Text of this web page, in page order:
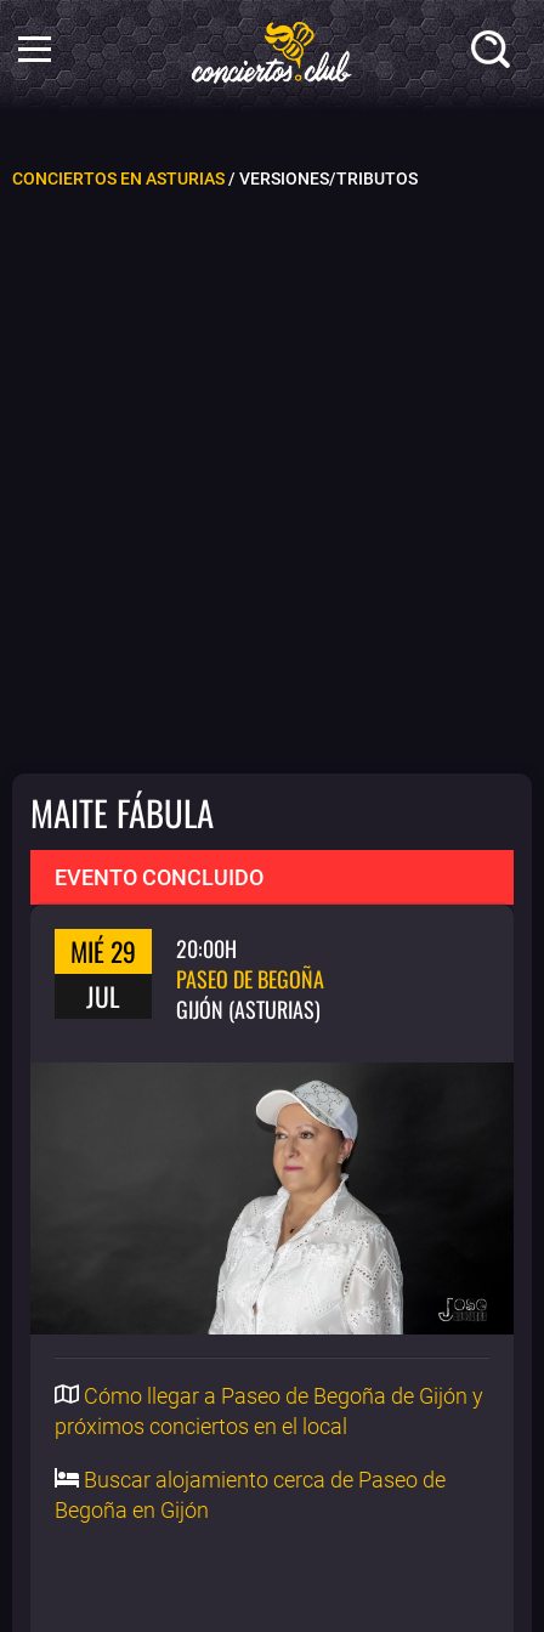
CONCIERTOS EN ASTURIAS/ VERSIONES/TRIBUTOS
MAITE FÁBULA
EVENTO CONCLUIDO
MIÉ 29
JUL
20:00H
PASEO DE BEGOÑA
GIJÓN (ASTURIAS)
Cómo llegar a Paseo de Begoña de Gijón y
próximos conciertos en el local
Buscar alojamiento cerca de Paseo de
Begoña en Gijón